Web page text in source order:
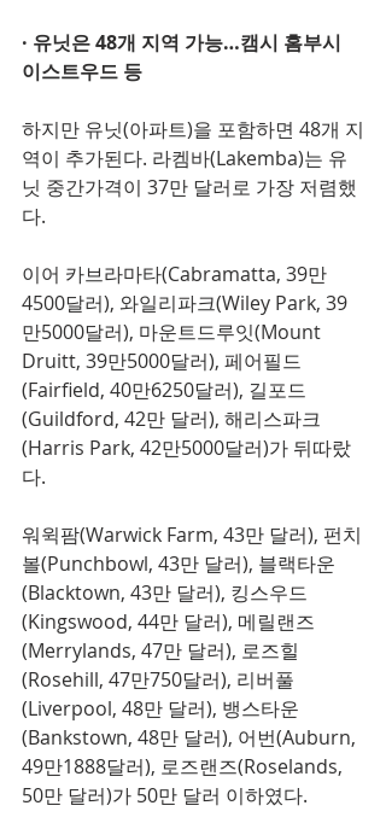
· 유닛은 48개 지역 가능…캠시 홈부시
이스트우드 등
하지만 유닛(아파트)을 포함하면 48개 지
역이 추가된다. 라켐바(Lakemba)는 유
닛 중간가격이 37만 달러로 가장 저렴했
다.
이어 카브라마타(Cabramatta, 39만
4500달러), 와일리파크(Wiley Park, 39
만5000달러), 마운트드루잇(Mount
Druitt, 39만5000달러), 페어필드
(Fairfield, 40만6250달러), 길포드
(Guildford, 42만 달러), 해리스파크
(Harris Park, 42만5000달러)가 뒤따랐
다.
워윅팜(Warwick Farm, 43만 달러), 펀치
볼(Punchbowl, 43만 달러), 블랙타운
(Blacktown, 43만 달러), 킹스우드
(Kingswood, 44만 달러), 메릴랜즈
(Merrylands, 47만 달러), 로즈힐
(Rosehill, 47만750달러), 리버풀
(Liverpool, 48만 달러), 뱅스타운
(Bankstown, 48만 달러), 어번(Auburn,
49만1888달러), 로즈랜즈(Roselands,
50만 달러)가 50만 달러 이하였다.